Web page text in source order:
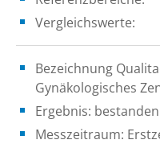
Vergleichswerte:
Bezeichnung
Gynäkologisches
Ergebnis: bestanden
Messzeitraum: